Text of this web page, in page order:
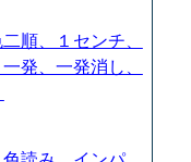
順、１センチ、
発、一発消し、